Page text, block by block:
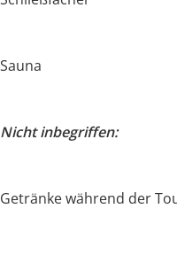
Sauna
Nicht inbegriffen:
Getränke während der